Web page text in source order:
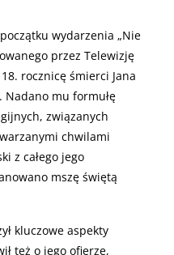
wydarzenia „Nie
przez Telewizję
rocznicę śmierci Jana
Nadano mu formułę
związanych
chwilami
z całego jego
mszę świętą
kluczowe aspekty
też o jego ofierze,